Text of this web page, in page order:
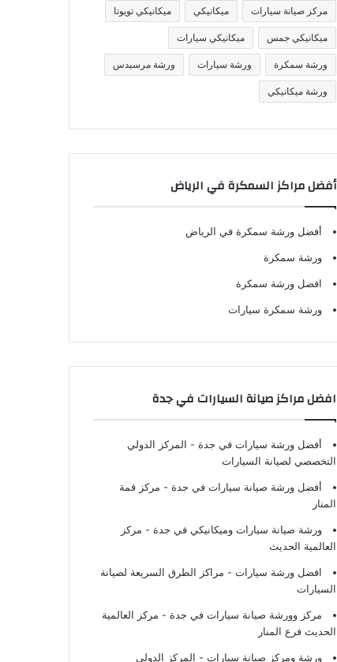
مركز صيانة سيارات ميكانيكي ميكانيكي تويوتا
ميكانيكي جمس ميكانيكي سيارات
ورشة سمكرة ورشة سيارات ورشة مرسيدس
ورشة ميكانيكي
أفضل مراكز السمكرة في الرياض
أفضل ورشة سمكرة في الرياض
ورشة سمكرة
افضل ورشة سمكرة
ورشة سمكرة سيارات
افضل مراكز صيانة السيارات في جدة
أفضل ورشة سيارات في جدة - المركز الدولي
التخصصي لصيانة السيارات
أفضل ورشة صيانة سيارات في جدة - مركز قمة
المنار
ورشة صيانة سيارات وميكانيكي في جدة - مركز
العالمية الحديث
افضل ورشة سيارات - مراكز الطرق السريعة لصيانة
السيارات
مركز وورشة صيانة سيارات في جدة - مركز العالمية
الحديث فرع المنار
ورشة ومركز صيانة سيارات - المركز الدولي